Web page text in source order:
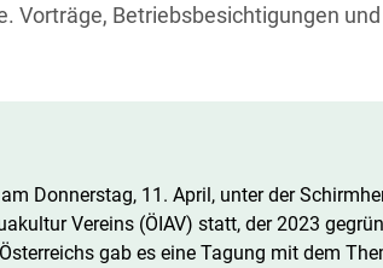
Vorträge, Betriebsbesichtigungen
Donnerstag, 11. April, unter der
Vereins (ÖIAV) statt, der 2023
gab es eine Tagung mit dem